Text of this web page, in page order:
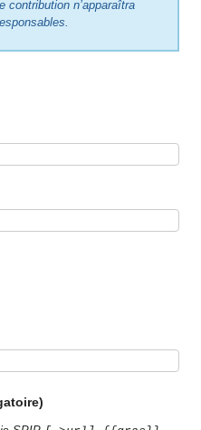
contribution n’apparaîtra